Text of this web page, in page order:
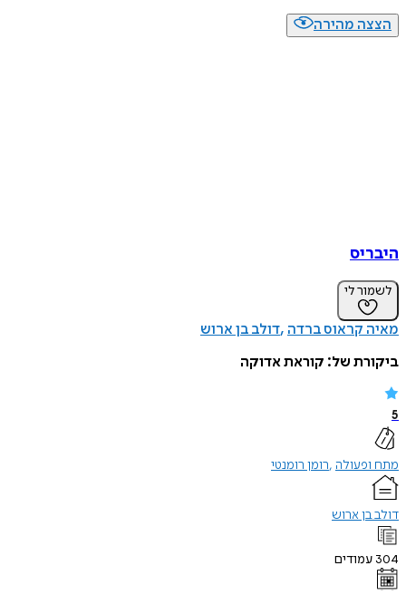
הצצה מהירה
היבריס
לשמור לי
מאיה קראוס ברדה דולב בן ארוש
ביקורת של: קוראת אדוקה
5
מתח ופעולה רומן רומנטי
דולב בן ארוש
304 עמודים